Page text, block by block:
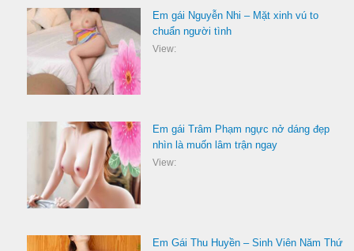
Em gái Nguyễn Nhi – Mặt xinh vú to
chuẩn người tình
View:
Em gái Trâm Phạm ngực nở dáng đẹp
nhìn là muốn lâm trận ngay
View:
Em Gái Thu Huyền – Sinh Viên Năm Thứ